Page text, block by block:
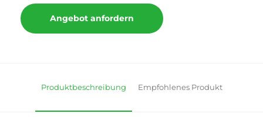
Angebot anfordern
Produktbeschreibung Empfohlenes Produkt